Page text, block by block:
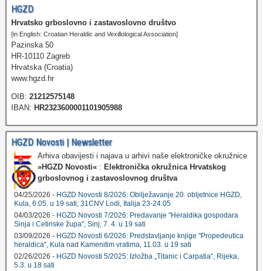
HGZD
Hrvatsko grboslovno i zastavoslovno društvo
[in English: Croatian Heraldic and Vexillological Association]
Pazinska 50
HR-10110 Zagreb
Hrvatska (Croatia)
www.hgzd.hr
OIB: 21212575148
IBAN: HR2323600001101905988
HGZD Novosti | Newsletter
Arhiva obavijesti i najava u arhivi naše elektroničke okružnice
»HGZD Novosti« : Elektronička okružnica Hrvatskog
grboslovnog i zastavoslovnog društva
04/25/2026 - HGZD Novosti 8/2026: Obilježavanje 20. obljetnice HGZD,
Kula, 6.05. u 19 sati; 31CNV Lodi, Italija 23-24.05
04/03/2026 - HGZD Novosti 7/2026: Predavanje "Heraldika gospodara
Sinja i Cetinske župa", Sinj, 7. 4. u 19 sati
03/09/2026 - HGZD Novosti 6/2026: Predstavljanje knjige "Propedeutica
heraldica", Kula nad Kamenitim vratima, 11.03. u 19 sati
02/26/2026 - HGZD Novosti 5/2025: Izložba „Titanic i Carpatia“, Rijeka,
5.3. u 18 sati